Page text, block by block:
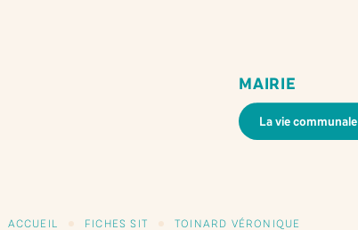
MAIRIE
La vie communale
ACCUEIL FICHES SIT TOINARD VÉRONIQUE